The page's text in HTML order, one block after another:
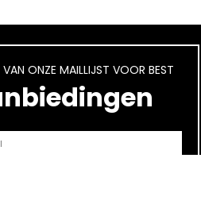
ONZE MAILLIJST VOOR BEST